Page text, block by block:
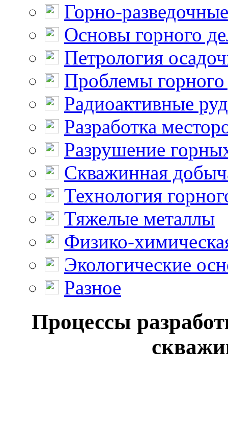
Горно-
Основы горного
Петрология
Проблемы горного
Радиоактивные
Разработка
Разрушение
Скважинная
Технология
Тяжелые металлы
Физико-
Экологические
Разное
Процессы